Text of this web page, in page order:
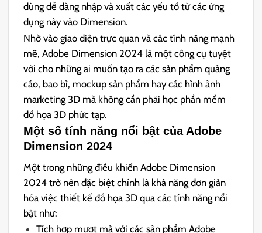
dùng dễ dàng nhập và xuất các yếu tố từ các ứng
dụng này vào Dimension.
Nhờ vào giao diện trực quan và các tính năng mạnh
mẽ, Adobe Dimension 2024 là một công cụ tuyệt
vời cho những ai muốn tạo ra các sản phẩm quảng
cáo, bao bì, mockup sản phẩm hay các hình ảnh
marketing 3D mà không cần phải học phần mềm
đồ họa 3D phức tạp.
Một số tính năng nổi bật của Adobe
Dimension 2024
Một trong những điều khiến Adobe Dimension
2024 trở nên đặc biệt chính là khả năng đơn giản
hóa việc thiết kế đồ họa 3D qua các tính năng nổi
bật như:
Tích hợp mượt mà với các sản phẩm Adobe